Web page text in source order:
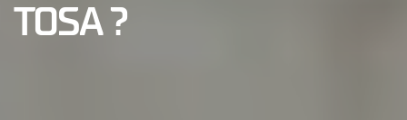
TOSA ?